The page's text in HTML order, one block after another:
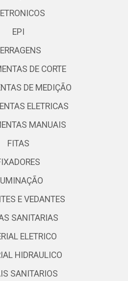
EPI
DE CORTE
DE MEDIÇÃO
ELETRICAS
MANUAIS
FITAS
E VEDANTES
SANITARIAS
ELETRICO
HIDRAULICO
SANITARIOS